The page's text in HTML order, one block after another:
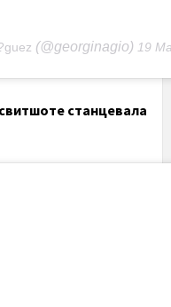
(@georginagio) 19 Май 2020 в
станцевала